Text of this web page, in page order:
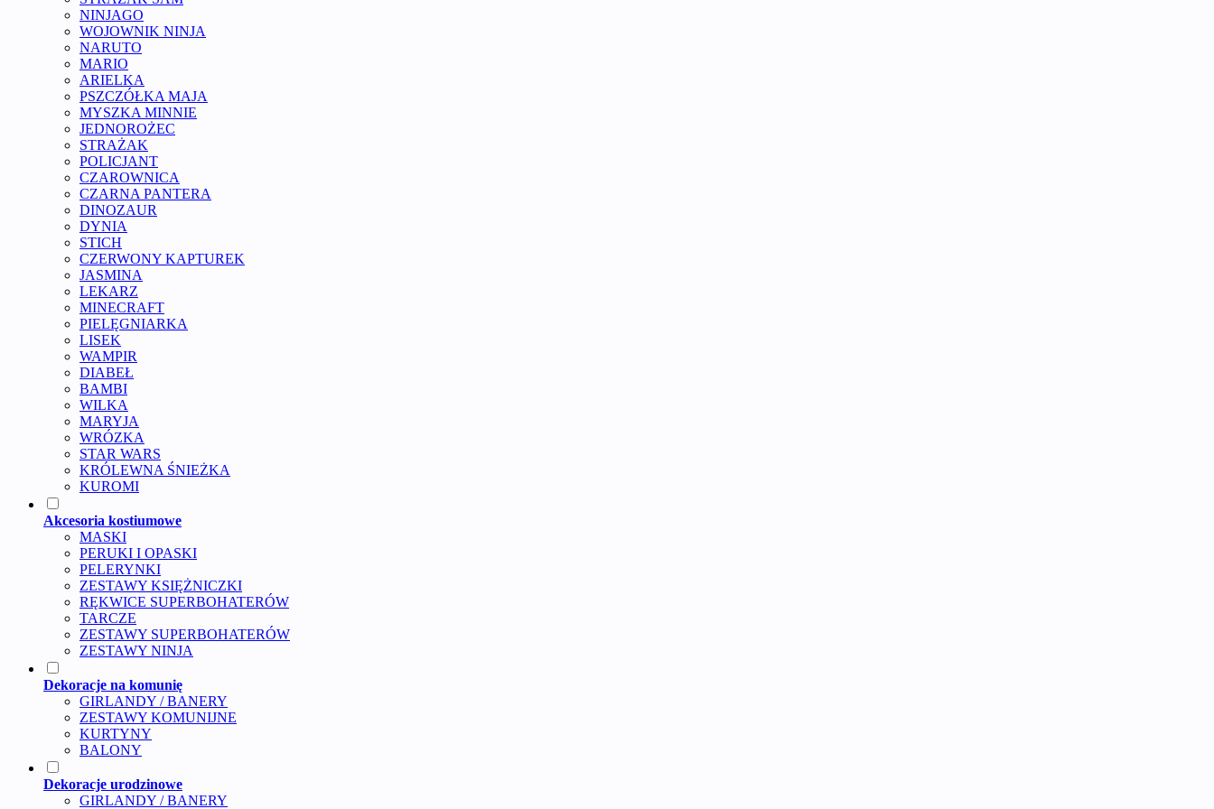
NINJAGO
WOJOWNIK NINJA
NARUTO
MARIO
ARIELKA
PSZCZÓŁKA MAJA
MYSZKA MINNIE
JEDNOROŻEC
STRAŻAK
POLICJANT
CZAROWNICA
CZARNA PANTERA
DINOZAUR
DYNIA
STICH
CZERWONY KAPTUREK
JASMINA
LEKARZ
MINECRAFT
PIELĘGNIARKA
LISEK
WAMPIR
DIABEŁ
BAMBI
WILKA
MARYJA
WRÓZKA
STAR WARS
KRÓLEWNA ŚNIEŻKA
KUROMI
Akcesoria kostiumowe
MASKI
PERUKI I OPASKI
PELERYNKI
ZESTAWY KSIĘŻNICZKI
RĘKWICE SUPERBOHATERÓW
TARCZE
ZESTAWY SUPERBOHATERÓW
ZESTAWY NINJA
Dekoracje na komunię
GIRLANDY / BANERY
ZESTAWY KOMUNIJNE
KURTYNY
BALONY
Dekoracje urodzinowe
GIRLANDY / BANERY